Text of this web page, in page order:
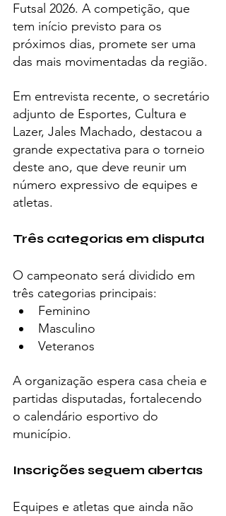
Futsal 2026. A competição, que
tem início previsto para os
próximos dias, promete ser uma
das mais movimentadas da região.
Em entrevista recente, o secretário
adjunto de Esportes, Cultura e
Lazer, Jales Machado, destacou a
grande expectativa para o torneio
deste ano, que deve reunir um
número expressivo de equipes e
atletas.
Três categorias em disputa
O campeonato será dividido em
três categorias principais:
Feminino
Masculino
Veteranos
A organização espera casa cheia e
partidas disputadas, fortalecendo
o calendário esportivo do
município.
Inscrições seguem abertas
Equipes e atletas que ainda não